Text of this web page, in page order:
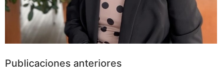
Publicaciones anteriores